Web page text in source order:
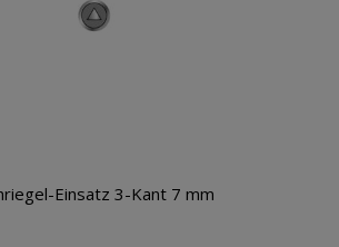
Einsatz 3-Kant 7 mm